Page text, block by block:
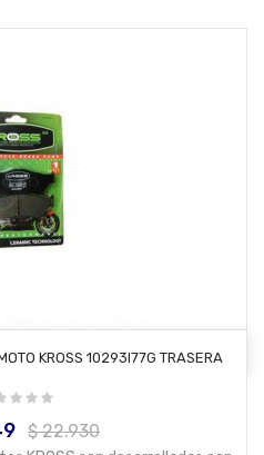
CARRITO
KROSS 10293I77G TRASERA
Precio
$ 22.930